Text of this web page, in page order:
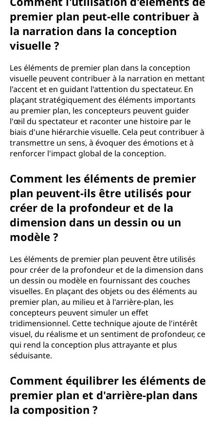
premier plan peut-elle contribuer à
la narration dans la conception
visuelle ?
Les éléments de premier plan dans la conception
visuelle peuvent contribuer à la narration en mettant
l'accent et en guidant l'attention du spectateur. En
plaçant stratégiquement des éléments importants
au premier plan, les concepteurs peuvent guider
l'œil du spectateur et raconter une histoire par le
biais d'une hiérarchie visuelle. Cela peut contribuer à
transmettre un sens, à évoquer des émotions et à
renforcer l'impact global de la conception.
Comment les éléments de premier
plan peuvent-ils être utilisés pour
créer de la profondeur et de la
dimension dans un dessin ou un
modèle ?
Les éléments de premier plan peuvent être utilisés
pour créer de la profondeur et de la dimension dans
un dessin ou modèle en fournissant des couches
visuelles. En plaçant des objets ou des éléments au
premier plan, au milieu et à l'arrière-plan, les
concepteurs peuvent simuler un effet
tridimensionnel. Cette technique ajoute de l'intérêt
visuel, du réalisme et un sentiment de profondeur, ce
qui rend la conception plus attrayante et plus
séduisante.
Comment équilibrer les éléments de
premier plan et d'arrière-plan dans
la composition ?